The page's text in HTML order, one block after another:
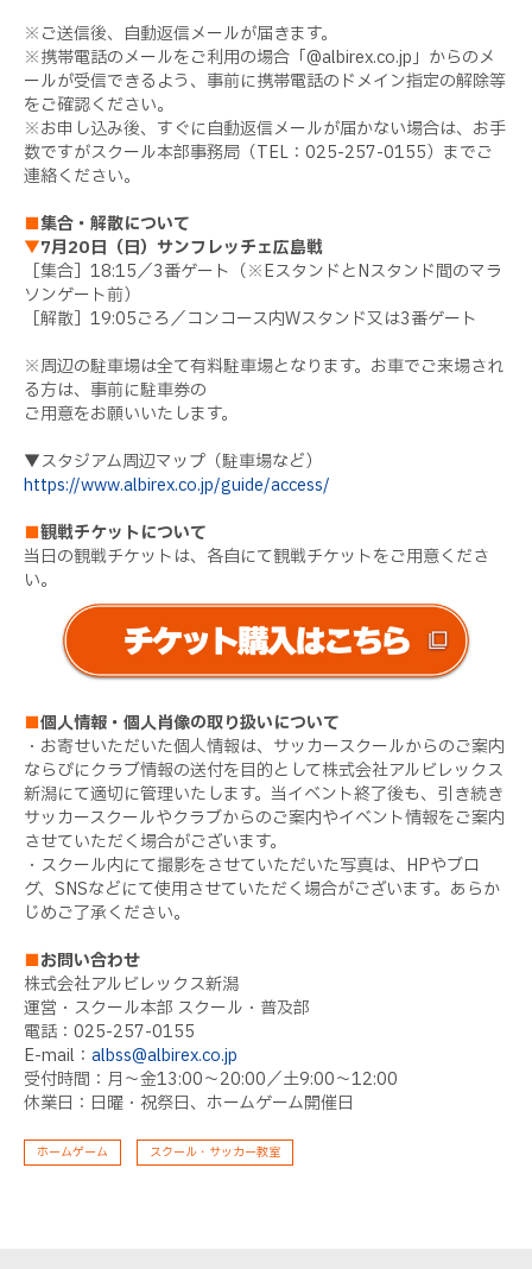
※ご送信後、自動返信メールが届きます。
※携帯電話のメールをご利用の場合「@albirex.co.jp」からのメ
ールが受信できるよう、事前に携帯電話のドメイン指定の解除等
をご確認ください。
※お申し込み後、すぐに自動返信メールが届かない場合は、お手
数ですがスクール本部事務局（TEL：025-257-0155）までご
連絡ください。
■集合・解散について
▼7月20日（日）サンフレッチェ広島戦
［集合］18:15／3番ゲート（※EスタンドとNスタンド間のマラ
ソンゲート前）
［解散］19:05ごろ／コンコース内Wスタンド又は3番ゲート
※周辺の駐車場は全て有料駐車場となります。お車でご来場され
る方は、事前に駐車券の
ご用意をお願いいたします。
▼スタジアム周辺マップ（駐車場など）
https://www.albirex.co.jp/guide/access/
■観戦チケットについて
当日の観戦チケットは、各自にて観戦チケットをご用意くださ
い。
■個人情報・個人肖像の取り扱いについて
・お寄せいただいた個人情報は、サッカースクールからのご案内
ならびにクラブ情報の送付を目的として株式会社アルビレックス
新潟にて適切に管理いたします。当イベント終了後も、引き続き
サッカースクールやクラブからのご案内やイベント情報をご案内
させていただく場合がございます。
・スクール内にて撮影をさせていただいた写真は、HPやブロ
グ、SNSなどにて使用させていただく場合がございます。あらか
じめご了承ください。
■お問い合わせ
株式会社アルビレックス新潟
運営・スクール本部 スクール・普及部
電話：025-257-0155
E-mail： albss@albirex.co.jp
受付時間：月～金13:00～20:00／土9:00～12:00
休業日：日曜・祝祭日、ホームゲーム開催日
ホームゲーム スクール・サッカー教室